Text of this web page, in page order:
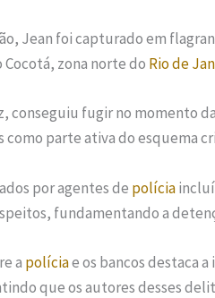
Jean foi capturado em
Cocotá, zona norte do Rio de
conseguiu fugir no momento
como parte ativa do esquema
por agentes de polícia
fundamentando a
a políciae os bancos destaca
que os autores desses